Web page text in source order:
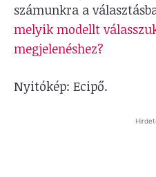
számunkra a
melyik modellt
megjelenéshez?
Nyitókép: Ecipő.